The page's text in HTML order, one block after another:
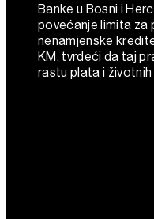
Banke u Bosni i
povećanje limita
nenamjenske
KM, tvrdeći da taj
rastu plata i